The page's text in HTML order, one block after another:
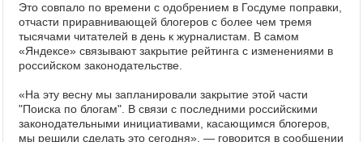
Видеотоп
Это совпало по времени с одобрением в Госдуме поправки,
отчасти приравнивающей блогеров с более чем тремя
тысячами читателей в день к журналистам. В самом
«Яндексе» связывают закрытие рейтинга с изменениями в
российском законодательстве.
«На эту весну мы запланировали закрытие этой части
"Поиска по блогам". В связи c последними российскими
законодательными инициативами, касающимся блогеров,
мы решили сделать это сегодня», — говорится в сообщении